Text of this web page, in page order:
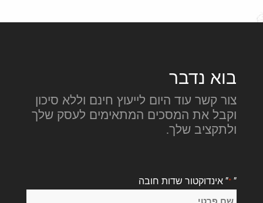
בוא נדבר
צור קשר עוד היום לייעוץ חינם וללא סיכון
וקבל את המסכים המתאימים לעסק שלך
ולתקציב שלך.
"
*" אינדוקטור שדות חובה
שֵׁם